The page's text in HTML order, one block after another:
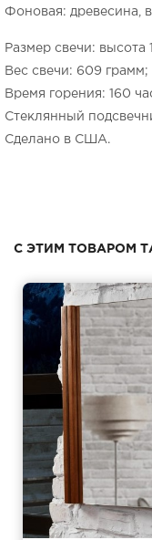
Фоновая: древесина,
Размер свечи: высота
Вес свечи: 609 грамм;
Время горения: 160
Стеклянный
Сделано в США.
С ЭТИМ ТОВАРОМ